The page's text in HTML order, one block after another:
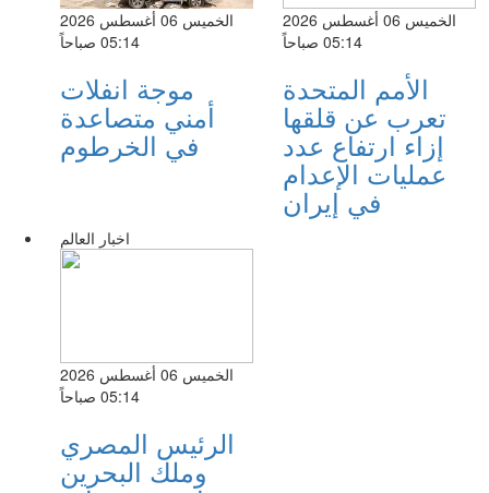
الخميس 06 أغسطس 2026
05:14 صباحاً
موجة انفلات
أمني متصاعدة
في الخرطوم
الخميس 06 أغسطس 2026
05:14 صباحاً
الأمم المتحدة
تعرب عن قلقها
إزاء ارتفاع عدد
عمليات الإعدام
في إيران
اخبار العالم
الخميس 06 أغسطس 2026
05:14 صباحاً
الرئيس المصري
وملك البحرين